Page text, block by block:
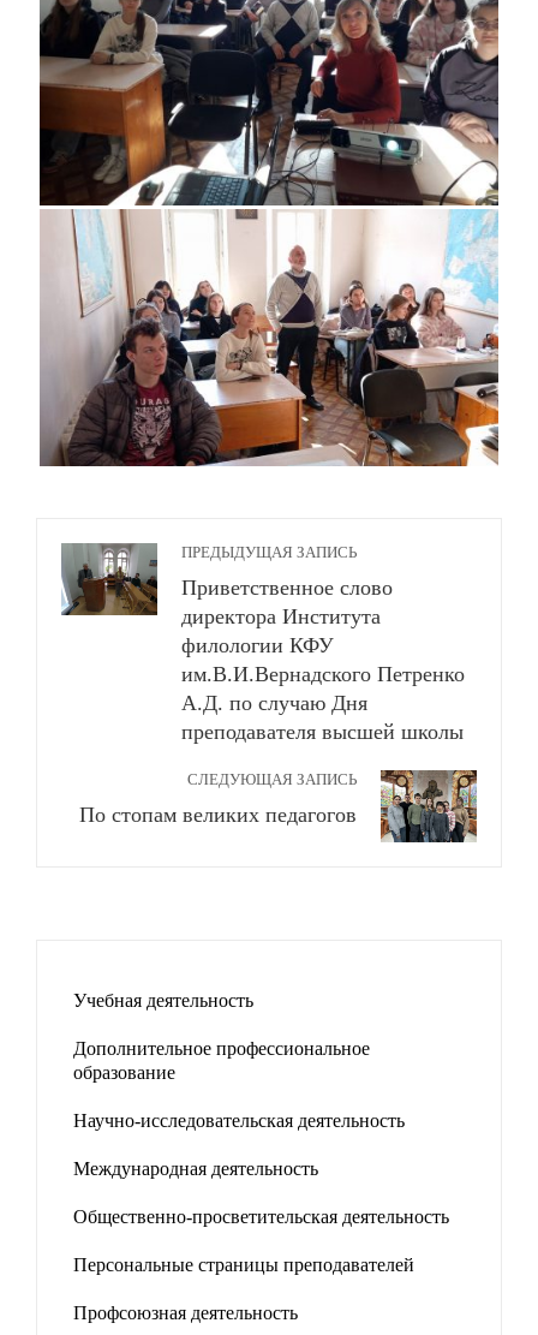
ПРЕДЫДУЩАЯ ЗАПИСЬ
Приветственное слово
директора Института
филологии КФУ
им.В.И.Вернадского Петренко
А.Д. по случаю Дня
преподавателя высшей школы
СЛЕДУЮЩАЯ ЗАПИСЬ
По стопам великих педагогов
Учебная деятельность
Дополнительное профессиональное
образование
Научно-исследовательская деятельность
Международная деятельность
Общественно-просветительская деятельность
Персональные страницы преподавателей
Профсоюзная деятельность